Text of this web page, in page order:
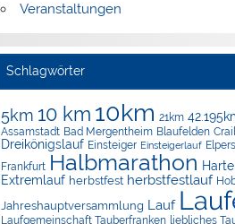
Veranstaltungen
Schlagwörter
5km 10 km 10km 21km
Assamstadt Bad Mergentheim Blaufelden
Dreikönigslauf Einsteiger Einsteigerlauf
Frankfurt Halbmarathon
Extremlauf herbstfest herbstfestlauf
Jahreshauptversammlung Lauf
Laufgemeinschaft Tauberfranken liebliches